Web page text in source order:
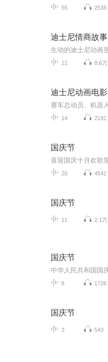
55 2538
迪士尼情商故事
11 8.6万
迪士尼动画电影
14 2191
国庆节
20 4542
国庆节
11 2.1万
国庆节
8 1726
国庆节
3 543